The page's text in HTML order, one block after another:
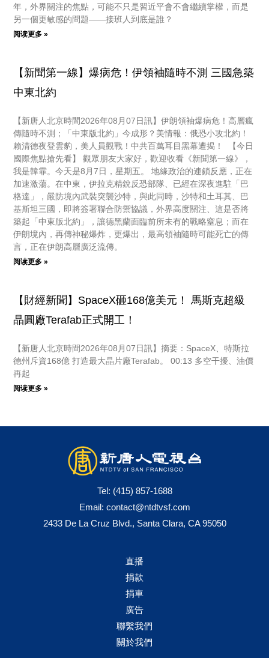
年，外界關注的焦點，可能不只是習近平會不會繼續掌權，而是
另一個更敏感的問題——接班人到底是誰？
阅读更多 »
【新聞第一線】爆病危！伊領袖隨時不測 三國急築
中東北約
【新唐人北京時間2026年08月07日訊】伊朗領袖爆病危！高層瘋
傳隨時不測；「中東版北約」今成形？美情報：俄恐小攻北約！
賴清德夜登雲豹，美人員觀戰！中共百萬耳目黑幕遭揭！ 【今日
國際焦點搶先看】 觀眾朋友大家好，歡迎收看《新聞第一線》，
我是韓霏。今天是8月7日，星期五。 地緣政治的連鎖反應，正在
加速激蕩。在中東，伊拉克精銳反恐部隊、已經在深夜進駐「巴
格達」，嚴防境內武裝突襲沙特，與此同時，沙特和土耳其、巴
基斯坦三國，即將簽署聯合防禦協議，外界高度關注、這是否將
築起「中東版北約」，讓德黑蘭面臨前所未有的戰略窒息；而在
伊朗境內，再傳神秘爆炸，更爆出，最高領袖隨時可能死亡的傳
言，正在伊朗高層廣泛流傳。
阅读更多 »
【財經新聞】SpaceX砸168億美元！ 馬斯克超級
晶圓廠Terafab正式開工！
【新唐人北京時間2026年08月07日訊】摘要：SpaceX、特斯拉
德州斥資168億 打造最大晶片廠Terafab。 00:13 多空干擾、油價
再起
阅读更多 »
Tel: (415) 857-1688
Email: contact@ntdtvsf.com
2433 De La Cruz Blvd., Santa Clara, CA 95050
直播
捐款
捐車
廣告
聯繫我們
關於我們